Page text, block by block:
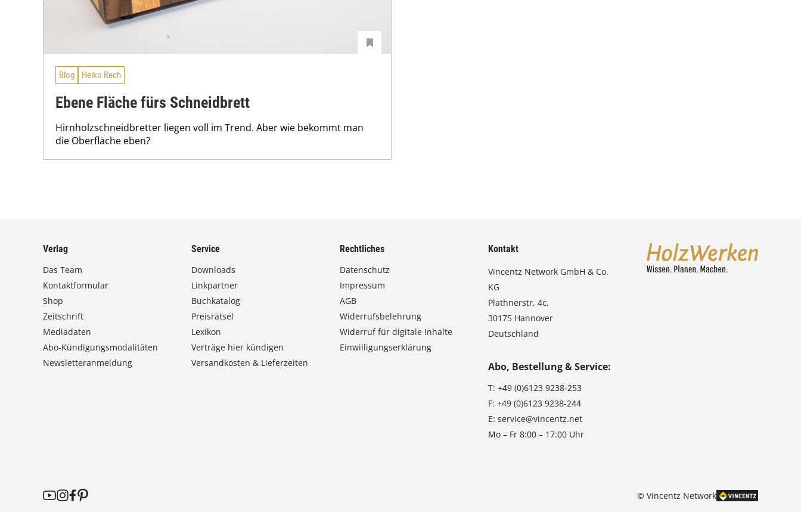
Blog Heiko Rech
Ebene Fläche fürs Schneidbrett
Hirnholzschneidbretter liegen voll im Trend. Aber wie bekommt man
die Oberfläche eben?
Verlag
Das Team
Kontaktformular
Shop
Zeitschrift
Mediadaten
Abo-Kündigungsmodalitäten
Newsletteranmeldung
Service
Downloads
Linkpartner
Buchkatalog
Preisrätsel
Lexikon
Verträge hier kündigen
Versandkosten & Lieferzeiten
Rechtliches
Datenschutz
Impressum
AGB
Widerrufsbelehrung
Widerruf für digitale Inhalte
Einwilligungserklärung
Kontakt
Vincentz Network GmbH & Co.
KG
Plathnerstr. 4c,
30175 Hannover
Deutschland
Abo, Bestellung & Service:
T:+49 (0)6123 9238-253
F:+49 (0)6123 9238-244
E:service@vincentz.net
Mo – Fr 8:00 – 17:00 Uhr
© Vincentz Network